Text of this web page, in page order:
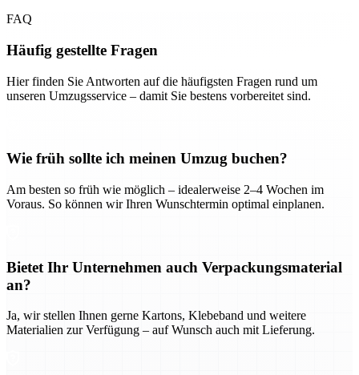
FAQ
Häufig gestellte Fragen
Hier finden Sie Antworten auf die häufigsten Fragen rund um
unseren Umzugsservice – damit Sie bestens vorbereitet sind.
Wie früh sollte ich meinen Umzug buchen?
Am besten so früh wie möglich – idealerweise 2–4 Wochen im
Voraus. So können wir Ihren Wunschtermin optimal einplanen.
Bietet Ihr Unternehmen auch Verpackungsmaterial
an?
Ja, wir stellen Ihnen gerne Kartons, Klebeband und weitere
Materialien zur Verfügung – auf Wunsch auch mit Lieferung.